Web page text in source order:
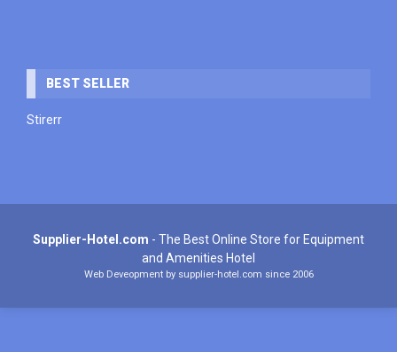
BEST SELLER
Stirerr
Supplier-Hotel.com - The Best Online Store for Equipment
and Amenities Hotel
Web Deveopment by supplier-hotel.com since 2006